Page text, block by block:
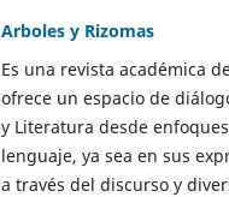
Arboles y Rizomas
Es una revista académica
ofrece un espacio de
y Literatura desde
lenguaje, ya sea en sus
a través del discurso y